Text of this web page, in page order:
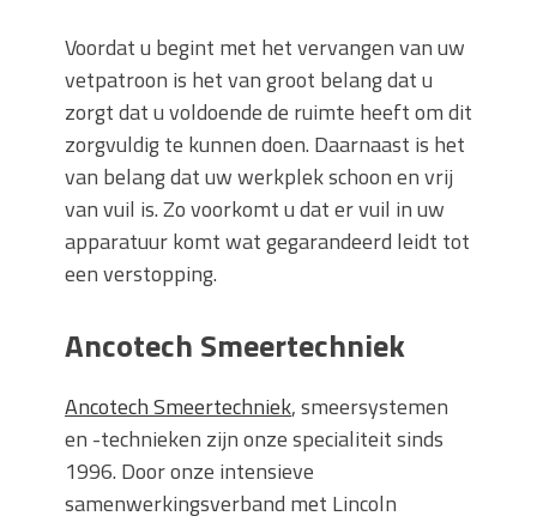
Voordat u begint met het vervangen van uw
vetpatroon is het van groot belang dat u
zorgt dat u voldoende de ruimte heeft om dit
zorgvuldig te kunnen doen. Daarnaast is het
van belang dat uw werkplek schoon en vrij
van vuil is. Zo voorkomt u dat er vuil in uw
apparatuur komt wat gegarandeerd leidt tot
een verstopping.
Ancotech Smeertechniek
Ancotech Smeertechniek, smeersystemen
en -technieken zijn onze specialiteit sinds
1996. Door onze intensieve
samenwerkingsverband met Lincoln